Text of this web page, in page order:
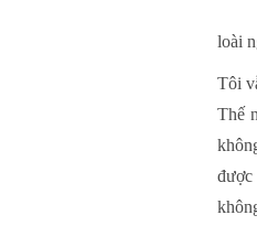
loài
Tôi
Thế